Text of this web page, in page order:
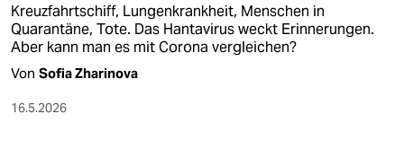
Kreuzfahrtschiff, Lungenkrankheit, Menschen in
Quarantäne, Tote. Das Hantavirus weckt Erinnerungen.
Aber kann man es mit Corona vergleichen?
Von Sofia Zharinova
16.5.2026